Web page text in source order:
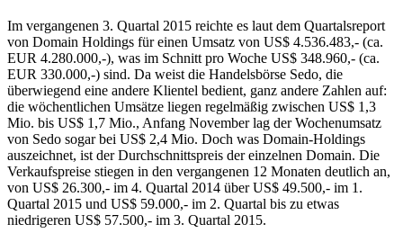
Im vergangenen 3. Quartal 2015 reichte es laut dem Quartalsreport
von Domain Holdings für einen Umsatz von US$ 4.536.483,- (ca.
EUR 4.280.000,-), was im Schnitt pro Woche US$ 348.960,- (ca.
EUR 330.000,-) sind. Da weist die Handelsbörse Sedo, die
überwiegend eine andere Klientel bedient, ganz andere Zahlen auf:
die wöchentlichen Umsätze liegen regelmäßig zwischen US$ 1,3
Mio. bis US$ 1,7 Mio., Anfang November lag der Wochenumsatz
von Sedo sogar bei US$ 2,4 Mio. Doch was Domain-Holdings
auszeichnet, ist der Durchschnittspreis der einzelnen Domain. Die
Verkaufspreise stiegen in den vergangenen 12 Monaten deutlich an,
von US$ 26.300,- im 4. Quartal 2014 über US$ 49.500,- im 1.
Quartal 2015 und US$ 59.000,- im 2. Quartal bis zu etwas
niedrigeren US$ 57.500,- im 3. Quartal 2015.